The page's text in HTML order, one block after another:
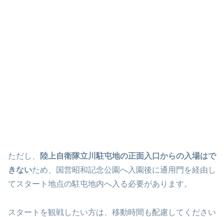
ただし、
陸上自衛隊立川駐屯地の正面入口からの入場はで
きないため、国営昭和記念公園へ入園後に通用門を経由し
てスタート地点の駐屯地内へ入る必要があります。
スタートを観戦したい方は、移動時間も配慮してください